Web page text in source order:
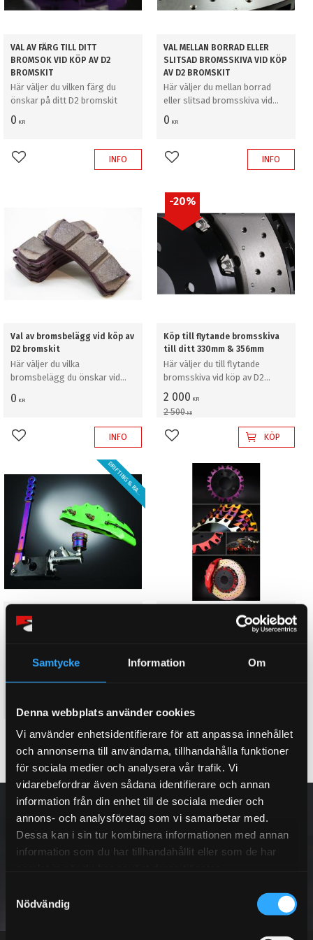
Samtycke Information Om
Denna webbplats använder cookies
Vi använder enhetsidentifierare för att anpassa innehållet
och annonserna till användarna, tillhandahålla funktioner
för sociala medier och analysera vår trafik. Vi
vidarebefordrar även sådana identifierare och annan
information från din enhet till de sociala medier och
annons- och analysföretag som vi samarbetar med.
Dessa kan i sin tur kombinera informationen med annan
information som du har tillhandahållit eller som de har
Nödvändig
VAL AV FÄRG TILL DITT
BROMSOK VID KÖP AV D2
BROMSKIT
Här väljer du vilken färg du
önskar på ditt D2 bromskit
0 KR
Lägg till i favoriterINFO
VAL MELLAN BORRAD ELLER
SLITSAD BROMSSKIVA VID KÖP
AV D2 BROMSKIT
Här väljer du mellan borrad
eller slitsad bromsskiva vid
köp av D2 bromskit
0 KR
Lägg till i favoriterINFO
Val av bromsbelägg vid köp av
D2 bromskit
Här väljer du vilka
bromsbelägg du önskar vid
0 KR
Lägg till i favoriterINFO
Köp till flytande bromsskiva
till ditt 330mm & 356mm
Här väljer du till flytande
bromsskiva vid köp av D2
bromskit
2 000 KR
2 500KR
20%
Lägg till i favoriterKÖP
Tillägg för "Dual Fuel"
bromsok vid köp att ett D2
fuel bromsok bak, med två
separata hydraulik kretsar
D
R
I
F
T
I
N
G
&
R
A
L
L
Y
!
Lägg till i favoriter KÖP
Köp till dubbelfärg på bell
house vid köp av ett nytt D2
Twin colour bell house, 3D
Lägg till i favoriter INFO
NYHETSBREV